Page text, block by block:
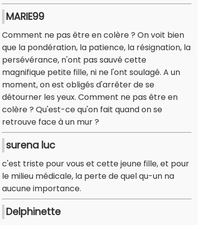
MARIE99
Comment ne pas être en colère ? On voit bien
que la pondération, la patience, la résignation, la
persévérance, n'ont pas sauvé cette
magnifique petite fille, ni ne l'ont soulagé. A un
moment, on est obligés d'arrêter de se
détourner les yeux. Comment ne pas être en
colère ? Qu'est-ce qu'on fait quand on se
retrouve face à un mur ?
surena luc
c'est triste pour vous et cette jeune fille, et pour
le milieu médicale, la perte de quel qu-un na
aucune importance.
Delphinette